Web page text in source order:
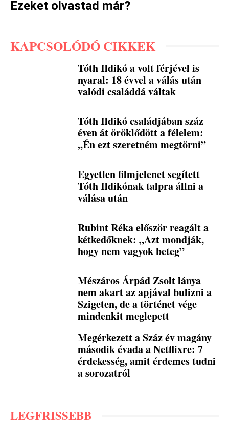
Ezeket olvastad már?
KAPCSOLÓDÓ CIKKEK
Tóth Ildikó a volt férjével is
nyaral: 18 évvel a válás után
valódi családdá váltak
Tóth Ildikó családjában száz
éven át öröklődött a félelem:
„Én ezt szeretném megtörni”
Egyetlen filmjelenet segített
Tóth Ildikónak talpra állni a
válása után
Rubint Réka először reagált a
kétkedőknek: „Azt mondják,
hogy nem vagyok beteg”
Mészáros Árpád Zsolt lánya
nem akart az apjával bulizni a
Szigeten, de a történet vége
mindenkit meglepett
Megérkezett a Száz év magány
második évada a Netflixre: 7
érdekesség, amit érdemes tudni
a sorozatról
LEGFRISSEBB